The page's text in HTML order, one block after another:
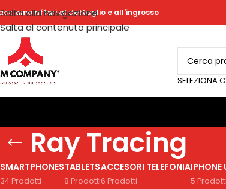
Salta alla navigazione
Salta al contenuto principale
affari al dettaglio e all'ingrosso
SELEZIONA
Ray Tracing
SMARTPHONES
34 Prodotti
TABLETS
8 Prodotti
ACCESORI TELEFONIA
6 Prodotti
IPHONE
5 Prodotti